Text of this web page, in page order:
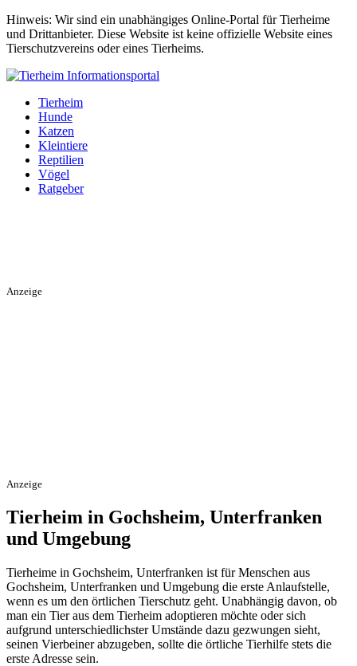
Hinweis: Wir sind ein unabhängiges Online-Portal für Tierheime
und Drittanbieter. Diese Website ist keine offizielle Website eines
Tierschutzvereins oder eines Tierheims.
Tierheim
Hunde
Katzen
Kleintiere
Reptilien
Vögel
Ratgeber
Anzeige
Anzeige
Tierheim in Gochsheim, Unterfranken
und Umgebung
Tierheime in Gochsheim, Unterfranken ist für Menschen aus
Gochsheim, Unterfranken und Umgebung die erste Anlaufstelle,
wenn es um den örtlichen Tierschutz geht. Unabhängig davon, ob
man ein Tier aus dem Tierheim adoptieren möchte oder sich
aufgrund unterschiedlichster Umstände dazu gezwungen sieht,
seinen Vierbeiner abzugeben, sollte die örtliche Tierhilfe stets die
erste Adresse sein.